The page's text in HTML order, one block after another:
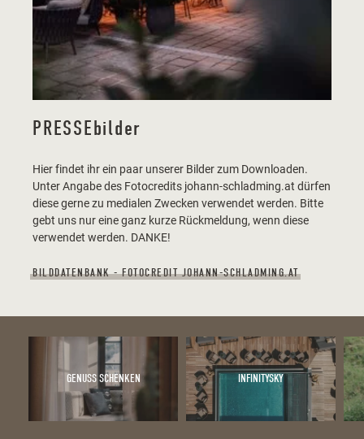
PRESSEbilder
Hier findet ihr ein paar unserer Bilder zum Downloaden.
Unter Angabe des Fotocredits johann-schladming.at dürfen
diese gerne zu medialen Zwecken verwendet werden. Bitte
gebt uns nur eine ganz kurze Rückmeldung, wenn diese
verwendet werden. DANKE!
BILDDATENBANK - FOTOCREDIT JOHANN-SCHLADMING.AT
GENUSS SCHENKEN INFINITYSKY